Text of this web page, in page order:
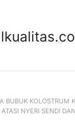
BUBUK KOLOSTRUM
NYERI SENDI